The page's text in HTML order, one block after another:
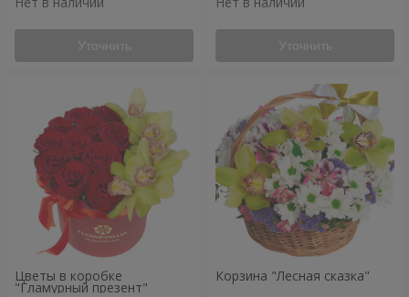
Уточнить Уточнить
Цветы в коробке
"Гламурный презент"
Корзина "Лесная сказка"